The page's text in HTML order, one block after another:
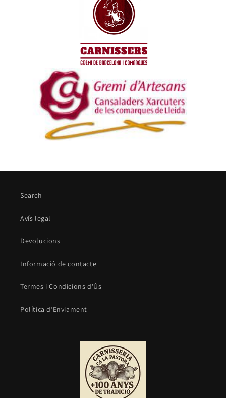
Search
Avís legal
Devolucions
Informació de contacte
Termes i Condicions d'Ús
Política d’Enviament